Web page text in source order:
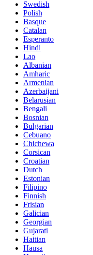
Swedish
Polish
Basque
Catalan
Esperanto
Hindi
Lao
Albanian
Amharic
Armenian
Azerbaijani
Belarusian
Bengali
Bosnian
Bulgarian
Cebuano
Chichewa
Corsican
Croatian
Dutch
Estonian
Filipino
Finnish
Frisian
Galician
Georgian
Gujarati
Haitian
Hausa